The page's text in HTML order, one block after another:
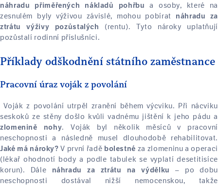
náhradu přiměřených nákladů pohřbu
a osoby, které na
zesnulém byly výživou závislé, mohou pobírat
náhradu za
ztrátu výživy pozůstalých
(rentu). Tyto nároky uplatňují
pozůstalí rodinní příslušníci.
Příklady odškodnění státního zaměstnance
Pracovní úraz voják z povolání
Voják z povolání utrpěl zranění během výcviku. Při nácviku
seskoků ze stěny došlo kvůli vadnému jištění k jeho pádu a
zlomenině nohy. Voják byl několik měsíců v pracovní
neschopnosti a následně musel dlouhodobě rehabilitovat.
Jaké má nároky? V první řadě bolestné za zlomeninu a operaci
(lékař ohodnotí body a podle tabulek se vyplatí desetitisíce
korun). Dále
náhradu za ztrátu na výdělku
– po dobu
neschopnosti dostával nižší nemocenskou, takže